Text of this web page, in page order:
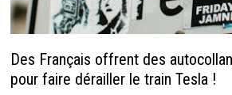
Des Français offrent des
pour faire dérailler le train Tesla !